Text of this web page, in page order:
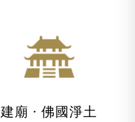
建廟 · 佛國淨土